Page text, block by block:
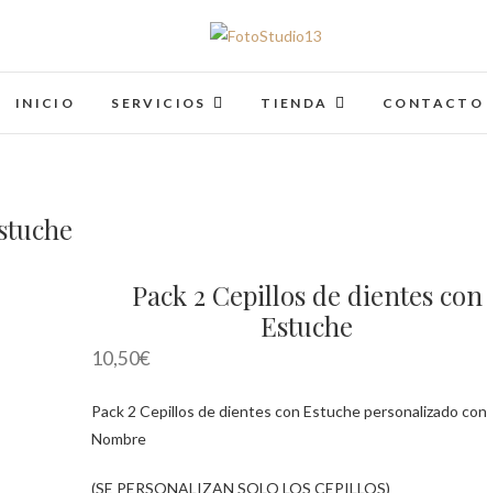
FotoStudio13
INICIO SERVICIOS TIENDA CONTACTO
Pack 2 Cepillos de dientes con
Estuche
10,50€
Pack 2 Cepillos de dientes con Estuche personalizado con
Nombre
(SE PERSONALIZAN SOLO LOS CEPILLOS)